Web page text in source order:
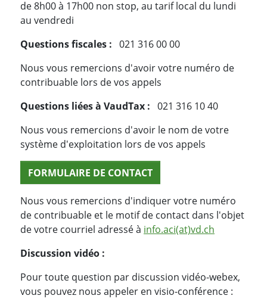
de 8h00 à 17h00 non stop, au tarif local du lundi
au vendredi
Questions fiscales : 021 316 00 00
Nous vous remercions d'avoir votre numéro de
contribuable lors de vos appels
Questions liées à VaudTax : 021 316 10 40
Nous vous remercions d'avoir le nom de votre
système d'exploitation lors de vos appels
FORMULAIRE DE CONTACT
Nous vous remercions d'indiquer votre numéro
de contribuable et le motif de contact dans l'objet
de votre courriel adressé à info.aci(at)vd.ch
Discussion vidéo :
Pour toute question par discussion vidéo-webex,
vous pouvez nous appeler en visio-conférence :